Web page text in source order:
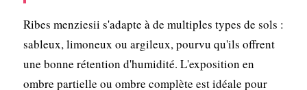
Ribes menziesii s'adapte à de multiples types de sols :
sableux, limoneux ou argileux, pourvu qu'ils offrent
une bonne rétention d'humidité. L'exposition en
ombre partielle ou ombre complète est idéale pour